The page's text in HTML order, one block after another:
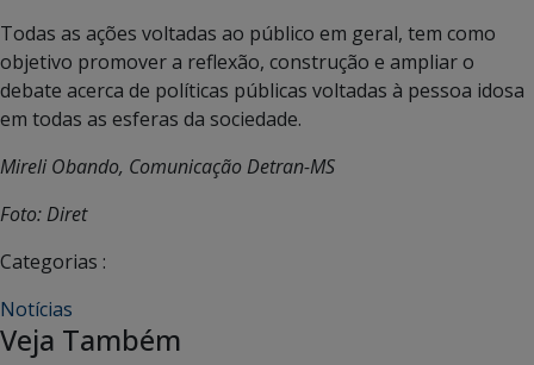
Todas as ações voltadas ao público em geral, tem como
objetivo promover a reflexão, construção e ampliar o
debate acerca de políticas públicas voltadas à pessoa idosa
em todas as esferas da sociedade.
Mireli Obando, Comunicação Detran-MS
Foto: Diret
Categorias :
Notícias
Veja Também